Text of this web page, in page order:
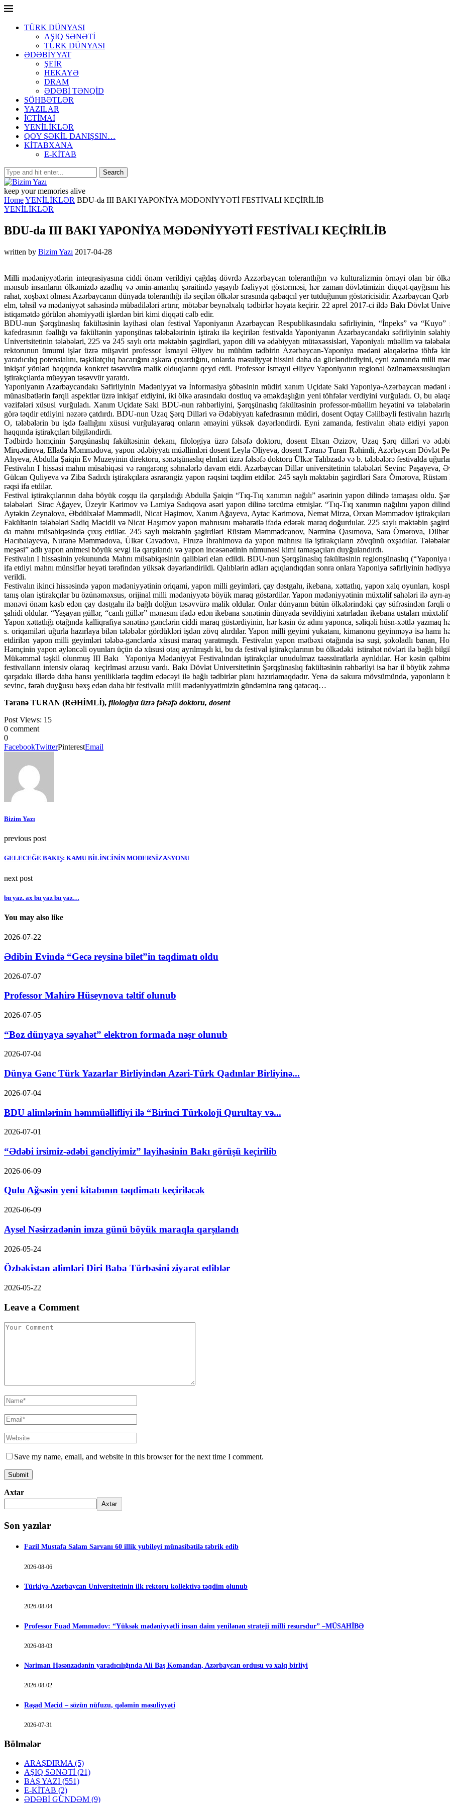
TÜRK DÜNYASI
AŞIQ SƏNƏTİ
TÜRK DÜNYASI
ƏDƏBİYYAT
ŞEİR
HEKAYƏ
DRAM
ƏDƏBİ TƏNQİD
SÖHBƏTLƏR
YAZILAR
İCTİMAİ
YENİLİKLƏR
QOY ŞƏKİL DANIŞSIN…
KİTABXANA
E-KİTAB
keep your memories alive
HomeYENİLİKLƏR BDU-da III BAKI YAPONİYA MƏDƏNİYYƏTİ FESTİVALI KEÇİRİLİB
YENİLİKLƏR
BDU-da III BAKI YAPONİYA MƏDƏNİYYƏTİ FESTİVALI KEÇİRİLİB
written by Bizim Yazı 2017-04-28
Milli mədəniyyətlərin inteqrasiyasına ciddi önəm verildiyi çağdaş dövrdə Azzərbaycan tolerantlığın və kulturalizmin örnəyi olan bir
mənsub insanların ölkəmizdə azadlıq və əmin-amanlıq şəraitində yaşayıb fəaliyyət göstərməsi, hər zaman dövlətimizin diqqət-qayğısını
rahat, xoşbəxt olması Azərbaycanın dünyada tolerantlığı ilə seçilən ölkələr sırasında qabaqcıl yer tutduğunun göstəricisidir. Azərbaycan
elm, təhsil və mədəniyyət sahəsində mübadilələri artırır, mötəbər beynəlxalq tədbirlər həyata keçirir. 22 aprel 2017-ci ildə Bakı Dövlət
istiqamətdə görülən əhəmiyyətli işlərdən biri kimi diqqəti cəlb edir.
BDU-nun Şərqşünaslıq fakültəsinin layihəsi olan festival Yaponiyanın Azərbaycan Respublikasındakı səfirliyinin, “İnpeks” və
kafedrasının fəallığı və fakültənin yaponşünas tələbələırinin iştirakı ilə keçirilən festivalda Yaponiyanın Azərbaycandakı səfirliyinin
Univertsitetinin tələbələri, 225 və 245 saylı orta məktəbin şagirdləri, yapon dili və ədəbiyyatı mütəxəssisləri, Yaponiyalı müəllim və
rektorunun ümumi işlər üzrə müşaviri professor İsmayıl Əliyev bu mühüm tədbirin Azərbaycan-Yaponiya mədəni əlaqələrinə töhfə
yaradıcılıq potensialını, təşkilatçılıq bacarığını aşkara çıxardığını, onlarda məsuliyyət hissini daha da gücləndirdiyini, eyni zamanda milli
inkişaf yönləri haqqında konkret təsəvvürə malik olduqlarını qeyd etdi. Professor İsmayıl Əliyev Yaponiyanın regional
iştirakçılarda müəyyən təsəvvür yaratdı.
Yaponiyanın Azərbaycandakı Səfirliyinin Mədəniyyət və İnformasiya şöbəsinin müdiri xanım Uçidate Saki Yaponiya-Azərbaycan
münasibətlərin fərqli aspektlər üzrə inkişaf etdiyini, iki ölkə arasındakı dostluq və əməkdaşlığın yeni töhfələr verdiyini vurğuladı. O, bu
vəzifələri xüsusi vurğuladı. Xanım Uçidate Saki BDU-nun rəhbərliyini, Şərqşünaslıq fakültəsinin professor-müəllim heyətini və
görə təqdir etdiyini nəzərə çatdırdı. BDU-nun Uzaq Şərq Dilləri və Ədəbiyyatı kafedrasının müdiri, dosent Oqtay Cəlilbəyli festivalın
O, tələbələrin bu işdə fəallığını xüsusi vurğulayaraq onların əməyini yüksək dəyərləndirdi. Eyni zamanda, festivalın əhatə etdiyi
haqqında iştirakçıları bilgiləndirdi.
Tədbirdə həmçinin Şərqşünaslıq fakültəsinin dekanı, filologiya üzrə fəlsəfə doktoru, dosent Elxan Əzizov, Uzaq Şərq dilləri və
Mirqədirova, Ellada Məmmədova, yapon ədəbiyyatı müəllimləri dosent Leyla Əliyeva, dosent Təranə Turan Rəhimli, Azərbaycan Dövlət
Alıyeva, Abdulla Şaiqin Ev Muzeyinin direktoru, sənətşünaslıq elmləri üzrə fəlsəfə doktoru Ülkər Talıbzadə və b. tələbələrə festivalda
Festivalın I hissəsi mahnı müsabiqəsi və rəngarəng səhnələrlə davam etdi. Azərbaycan Dillər universitetinin tələbələri Sevinc
Gülcan Quliyeva və Ziba Sadıxlı iştirakçılara əsrarəngiz yapon rəqsini təqdim etdilər. 245 saylı məktəbin şagirdləri Sara Ömərova,
rəqsi ifa etdilər.
Festival iştirakçılarının daha böyük coşqu ilə qarşıladığı Abdulla Şaiqin “Tıq-Tıq xanımın nağılı” əsərinin yapon dilində tamaşası oldu.
tələbələri Sirac Ağayev, Üzeyir Kərimov və Lamiyə Sadıqova əsəri yapon dilinə tərcümə etmişlər. “Tıq-Tıq xanımın nağılını yapon
Aytəkin Zeynalova, Əbdülxələf Məmmədli, Nicat Həşimov, Xanım Ağayeva, Aytac Kərimova, Nemət Mirzə, Orxan Məmmədov iştirakçıların
Fakültənin tələbələri Sadiq Məcidli və Nicat Haşımov yapon mahnısını məharətlə ifadə edərək maraq doğurdular. 225 saylı məktəbin
da mahnı müsabiqəsində çıxış etdilər. 245 saylı məktəbin şagirdləri Rüstəm Məmmədcanov, Nərminə Qasımova, Sara Ömərova,
Hacıbalayeva, Nuranə Məmmədova, Ülkər Cavadova, Firuzə İbrahimova da yapon mahnısı ilə iştirakçıların zövqünü oxşadılar.
meşəsi” adlı yapon animesi böyük sevgi ilə qarşılandı və yapon incəsənətinin nümunəsi kimi tamaşaçıları duyğulandırdı.
Festivalın I hissəsinin yekununda Mahnı müsabiqəsinin qalibləri elan edildi. BDU-nun Şərqşünaslıq fakültəsinin regionşünaslıq
ifa etdiyi mahnı münsiflər heyəti tərəfindən yüksək dəyərləndirildi. Qalıblərin adları açıqlandıqdan sonra onlara Yaponiya səfirliyinin
verildi.
Festivalın ikinci hissəsində yapon mədəniyyətinin oriqami, yapon milli geyimləri, çay dəstgahı, ikebana, xəttatlıq, yapon xalq oyunları,
tanış olan iştirakçılar bu özünəməxsus, orijinal milli mədəniyyətə böyük maraq göstərdilər. Yapon mədəniyyətinin müxtəlif sahələri ilə ayrı-
mənəvi önəm kəsb edən çay dəstgahı ilə bağlı dolğun təsəvvürə malik oldular. Onlar dünyanın bütün ölkələrindəki çay süfrəsindən fərqli
şahidi oldular. “Yaşayan güllər, “canlı güllər” mənasını ifadə edən ikebana sənətinin dünyada sevildiyini xatırladan ikebana ustaları
Yapon xəttatlığı otağında kalliqrafiya sənətinə gənclərin ciddi maraq göstərdiyinin, hər kəsin öz adını yaponca, səliqəli hüsn-xəttlə
s. oriqamiləri uğurla hazırlaya bilən tələbələr gördükləri işdən zövq alırdılar. Yapon milli geyimi yukatanı, kimanonu geyinməyə isə hamı
etdirilən yapon milli geyimləri tələbə-gənclərdə xüsusi maraq yaratmışdı. Festivalın yapon mətbəxi otağında isə suşi, şokoladlı banan,
Həmçinin yapon əyləncəli oyunları üçün də xüsusi otaq ayrılmışdı ki, bu da festival iştirakçılarının bu ölkədəki istirahət növləri ilə bağlı
Mükəmməl təşkil olunmuş III Bakı Yaponiya Mədəniyyət Festivalından iştirakçılar unudulmaz təəssüratlarla ayrıldılar. Hər kəsin
festivalların intensiv olaraq keçirlməsi arzusu vardı. Bakı Dövlət Universitetinin Şərqşünaslıq fakültəsinin rəhbərliyi isə hər il böyük
qarşıdakı illərdə daha hansı yeniliklərlə təqdim edəcəyi ilə bağlı tədbirlər planı hazırlamaqdadır. Yenə də sakura mövsümündə,
sevinc, fərəh duyğusu bəxş edən daha bir festivalla milli mədəniyyətimizin gündəminə rəng qatacaq…
Təranə TURAN (RƏHİMLİ), filologiya üzrə fəlsəfə doktoru, dosent
Post Views: 15
0 comment
0
FacebookTwitterPinterestEmail
Bizim Yazı
previous post
GELECEĞE BAKIŞ: KAMU BİLİNCİNİN MODERNİZASYONU
next post
bu yaz. ax bu yaz bu yaz…
You may also like
2026-07-22
Ədibin Evində “Gecə reysinə bilet”in təqdimatı oldu
2026-07-07
Professor Mahirə Hüseynova təltif olunub
2026-07-05
“Boz dünyaya səyahət” elektron formada nəşr olunub
2026-07-04
Dünya Gənc Türk Yazarlar Birliyindən Azəri-Türk Qadınlar Birliyinə...
2026-07-04
BDU alimlərinin həmmüəllifliyi ilə “Birinci Türkoloji Qurultay və...
2026-07-01
“Ədəbi irsimiz-ədəbi gəncliyimiz” layihəsinin Bakı görüşü keçirilib
2026-06-09
Qulu Ağsəsin yeni kitabının təqdimatı keçiriləcək
2026-06-09
Aysel Nəsirzadənin imza günü böyük maraqla qarşılandı
2026-05-24
Özbəkistan alimləri Diri Baba Türbəsini ziyarət ediblər
2026-05-22
Leave a Comment
Save my name, email, and website in this browser for the next time I comment.
Axtar
Axtar
Son yazılar
Fazil Mustafa Salam Sarvanı 60 illik yubileyi münasibətilə təbrik edib
2026-08-06
Türkiyə-Azərbaycan Universitetinin ilk rektoru kollektivə təqdim olunub
2026-08-04
Professor Fuad Məmmədov: “Yüksək mədəniyyətli insan daim yenilənən strateji milli resursdur” –MÜSAHİBƏ
2026-08-03
Nəriman Həsənzadənin yaradıcılığında Ali Baş Komandan, Azərbaycan ordusu və xalq birliyi
2026-08-02
Rəşad Məcid – sözün nüfuzu, qələmin məsuliyyəti
2026-07-31
Bölmələr
ARAŞDIRMA (5)
AŞIQ SƏNƏTİ (21)
BAŞ YAZI (551)
E-KİTAB (2)
ƏDƏBİ GÜNDƏM (9)